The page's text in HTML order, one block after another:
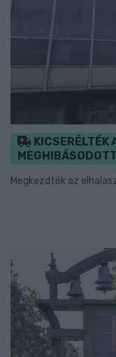
KICSERÉLTÉK
Megkezdték az